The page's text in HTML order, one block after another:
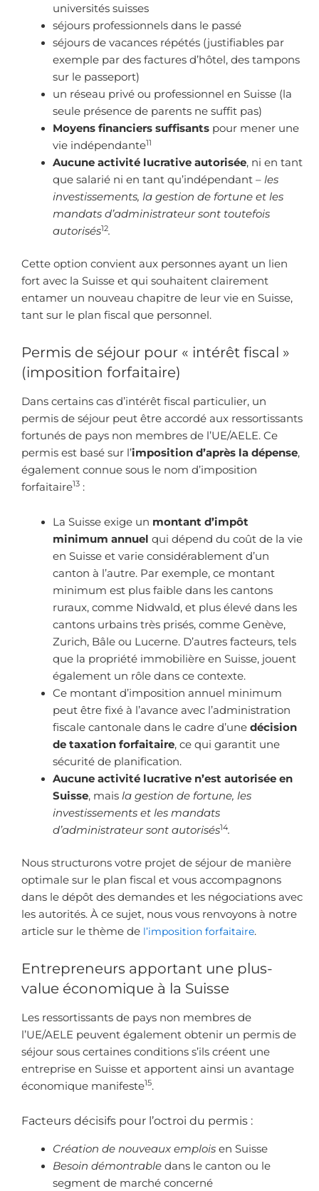
universités suisses
séjours professionnels dans le passé
séjours de vacances répétés (justifiables par
exemple par des factures d’hôtel, des tampons
sur le passeport)
un réseau privé ou professionnel en Suisse (la
seule présence de parents ne suffit pas)
Moyens financiers suffisantspour mener une
vie indépendante11
Aucune activité lucrative autorisée, ni en tant
que salarié ni en tant qu’indépendant – les
investissements, la gestion de fortune et les
mandats d’administrateur sont toutefois
autorisés12.
Cette option convient aux personnes ayant un lien
fort avec la Suisse et qui souhaitent clairement
entamer un nouveau chapitre de leur vie en Suisse,
tant sur le plan fiscal que personnel.
Permis de séjour pour « intérêt fiscal »
(imposition forfaitaire)
Dans certains cas d’intérêt fiscal particulier, un
permis de séjour peut être accordé aux ressortissants
fortunés de pays non membres de l’UE/AELE. Ce
permis est basé sur l’imposition d’après la dépense,
également connue sous le nom d’imposition
forfaitaire13 :
La Suisse exige un montant d’impôt
minimum annuel qui dépend du coût de la vie
en Suisse et varie considérablement d’un
canton à l’autre. Par exemple, ce montant
minimum est plus faible dans les cantons
ruraux, comme Nidwald, et plus élevé dans les
cantons urbains très prisés, comme Genève,
Zurich, Bâle ou Lucerne. D’autres facteurs, tels
que la propriété immobilière en Suisse, jouent
également un rôle dans ce contexte.
Ce montant d’imposition annuel minimum
peut être fixé à l’avance avec l’administration
fiscale cantonale dans le cadre d’une décision
de taxation forfaitaire, ce qui garantit une
sécurité de planification.
Aucune activité lucrative n’est autorisée en
Suisse, mais la gestion de fortune, les
investissements et les mandats
d’administrateur sont autorisés14.
Nous structurons votre projet de séjour de manière
optimale sur le plan fiscal et vous accompagnons
dans le dépôt des demandes et les négociations avec
les autorités. À ce sujet, nous vous renvoyons à notre
article sur le thème de l’imposition forfaitaire.
Entrepreneurs apportant une plus-
value économique à la Suisse
Les ressortissants de pays non membres de
l’UE/AELE peuvent également obtenir un permis de
séjour sous certaines conditions s’ils créent une
entreprise en Suisse et apportent ainsi un avantage
économique manifeste15.
Facteurs décisifs pour l’octroi du permis :
Création de nouveaux emploisen Suisse
Besoin démontrabledans le canton ou le
segment de marché concerné